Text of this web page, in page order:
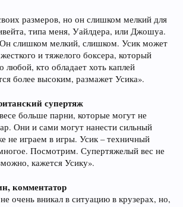
размеров, но он слишком мелкий для
типа меня, Уайлдера, или Джошуа.
слишком мелкий, слишком. Усик может
и тяжелого боксера, который
любой, кто обладает хоть каплей
более высоким, размажет Усика».
супертяж
больше парни, которые могут не
Они и сами могут нанести сильный
не играем в игры. Усик – техничный
Посмотрим. Супертяжелый вес не
кажется Усику».
комментатор
очень вникал в ситуацию в крузерах, но,